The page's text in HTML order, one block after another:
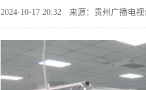
2024-10-17 20:32 来源：贵州广播电视